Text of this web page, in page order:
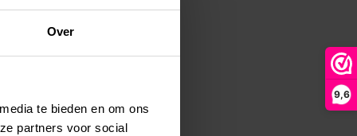
Over
te bieden en om ons
partners voor social
9,6